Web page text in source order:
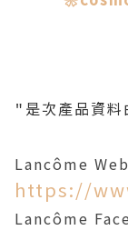
" 是次產品資
Lancôme
https://
Lancôme